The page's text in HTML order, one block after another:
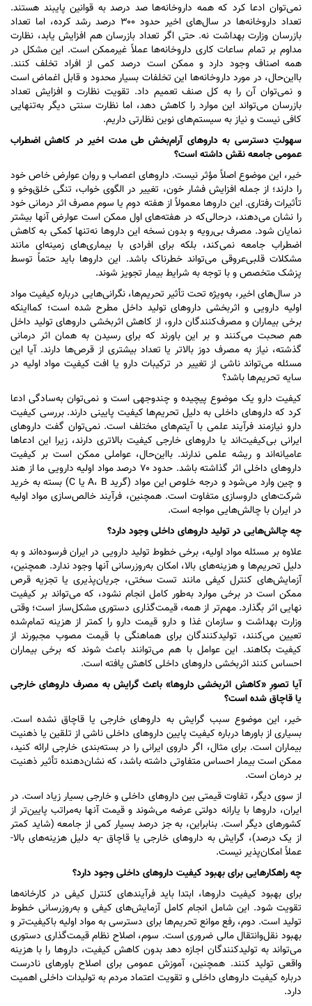
نمی‌توان ادعا کرد که همه داروخانه‌ها صد درصد به قوانین پایبند هستند.
تعداد داروخانه‌ها در سال‌های اخیر حدود ۳۰۰ درصد رشد کرده، اما تعداد
بازرسان وزارت بهداشت نه. حتی اگر تعداد بازرسان هم افزایش یابد، نظارت
مداوم بر تمام ساعات کاری داروخانه‌ها عملاً غیرممکن است. این مشکل در
همه اصناف وجود دارد و ممکن است درصد کمی از افراد تخلف کنند.
بااین‌حال، در مورد داروخانه‌ها این تخلفات بسیار محدود و قابل اغماض است
و نمی‌توان آن را به کل صنف تعمیم داد. تقویت نظارت و افزایش تعداد
بازرسان می‌تواند این موارد را کاهش دهد، اما نظارت سنتی دیگر به‌تنهایی
کافی نیست و نیاز به سیستم‌های نوین نظارتی داریم.
سهولتِ دسترسی به دارو‌های آرام‌بخش طی مدت اخیر در کاهش اضطراب
عمومی جامعه نقش داشته است؟
خیر، این موضوع اصلاً مؤثر نیست. دارو‌های اعصاب و روان عوارض خاص خود
را دارند؛ از جمله افزایش فشار خون، تغییر در الگوی خواب، تنگی خلق‌وخو و
تأثیرات رفتاری. این دارو‌ها معمولاً از هفته دوم یا سوم مصرف اثر درمانی خود
را نشان می‌دهند، درحالی‌که در هفته‌های اول ممکن است عوارض آنها بیشتر
نمایان شود. مصرف بی‌رویه و بدون نسخه این دارو‌ها نه‌تنها کمکی به کاهش
اضطراب جامعه نمی‌کند، بلکه برای افرادی با بیماری‌های زمینه‌ای مانند
مشکلات قلبی‌عروقی می‌تواند خطرناک باشد. این دارو‌ها باید حتماً توسط
پزشک متخصص و با توجه به شرایط بیمار تجویز شوند.
در سال‌های اخیر، به‌ویژه تحت تأثیر تحریم‌ها، نگرانی‌هایی درباره کیفیت مواد
اولیه دارویی و اثربخشی دارو‌های تولید داخل مطرح شده است؛ کمااینکه
برخی بیماران و مصرف‌کنندگان دارو، از کاهش اثربخشی دارو‌های تولید داخل
هم صحبت می‌کنند و بر این باورند که برای رسیدن به همان اثر درمانی
گذشته، نیاز به مصرف دوز بالاتر یا تعداد بیشتری از قرص‌ها دارند. آیا این
مسئله می‌تواند ناشی از تغییر در ترکیبات دارو یا افت کیفیت مواد اولیه در
سایه تحریم‌ها باشد؟
کیفیت دارو یک موضوع پیچیده و چندوجهی است و نمی‌توان به‌سادگی ادعا
کرد که دارو‌های داخلی به دلیل تحریم‌ها کیفیت پایینی دارند. بررسی کیفیت
دارو نیازمند فرآیند علمی با آیتم‌های مختلف است. نمی‌توان گفت دارو‌های
ایرانی بی‌کیفیت‌اند یا دارو‌های خارجی کیفیت بالاتری دارند، زیرا این ادعا‌ها
عامیانه‌اند و ریشه علمی ندارند. بااین‌حال، عواملی ممکن است بر کیفیت
دارو‌های داخلی اثر گذاشته باشد. حدود ۷۰ درصد مواد اولیه دارویی ما از هند
و چین وارد می‌شود و درجه خلوص این مواد (گرید A، B یا C) بسته به خرید
شرکت‌های داروسازی متفاوت است. همچنین، فرآیند خالص‌سازی مواد اولیه
در ایران با چالش‌هایی مواجه است.
چه چالش‌هایی در تولید دارو‌های داخلی وجود دارد؟
علاوه بر مسئله مواد اولیه، برخی خطوط تولید دارویی در ایران فرسوده‌اند و به
دلیل تحریم‌ها و هزینه‌های بالا، امکان به‌روزرسانی آنها وجود ندارد. همچنین،
آزمایش‌های کنترل کیفی مانند تست سختی، جریان‌پذیری یا تجزیه قرص
ممکن است در برخی موارد به‌طور کامل انجام نشود، که می‌تواند بر کیفیت
نهایی اثر بگذارد. مهم‌تر از همه، قیمت‌گذاری دستوری مشکل‌ساز است؛ وقتی
وزارت بهداشت و سازمان غذا و دارو قیمت دارو را کمتر از هزینه تمام‌شده
تعیین می‌کنند، تولیدکنندگان برای هماهنگی با قیمت مصوب مجبورند از
کیفیت بکاهند. این عوامل با هم می‌توانند باعث شوند که برخی بیماران
احساس کنند اثربخشی دارو‌های داخلی کاهش یافته است.
آیا تصورِ «کاهش اثربخشی داروها» باعث گرایش به مصرف دارو‌های خارجی
یا قاچاق شده است؟
خیر، این موضوع سبب گرایش به دارو‌های خارجی یا قاچاق نشده است.
بسیاری از باور‌ها درباره کیفیت پایین دارو‌های داخلی ناشی از تلقین یا ذهنیت
بیماران است. برای مثال، اگر داروی ایرانی را در بسته‌بندی خارجی ارائه کنید،
ممکن است بیمار احساس متفاوتی داشته باشد، که نشان‌دهنده تأثیر ذهنیت
بر درمان است.
از سوی دیگر، تفاوت قیمتی بین دارو‌های داخلی و خارجی بسیار زیاد است. در
ایران، دارو‌ها با یارانه دولتی عرضه می‌شوند و قیمت آنها به‌مراتب پایین‌تر از
کشور‌های دیگر است. بنابراین، به جز درصد بسیار کمی از جامعه (شاید کمتر
از یک درصد)، گرایش به دارو‌های خارجی یا قاچاق -به دلیل هزینه‌های بالا-
عملاً امکان‌پذیر نیست.
چه راهکار‌هایی برای بهبود کیفیت دارو‌های داخلی وجود دارد؟
برای بهبود کیفیت داروها، ابتدا باید فرآیند‌های کنترل کیفی در کارخانه‌ها
تقویت شود. این شامل انجام کامل آزمایش‌های کیفی و به‌روزرسانی خطوط
تولید است. دوم، رفع موانع تحریم‌ها برای دسترسی به مواد اولیه باکیفیت‌تر و
بهبود نقل‌وانتقال مالی ضروری است. سوم، اصلاح نظام قیمت‌گذاری دستوری
می‌تواند به تولیدکنندگان اجازه دهد بدون کاهش کیفیت، دارو‌ها را با هزینه
واقعی تولید کنند. همچنین، آموزش عمومی برای اصلاح باور‌های نادرست
درباره کیفیت دارو‌های داخلی و تقویت اعتماد مردم به تولیدات داخلی اهمیت
دارد.